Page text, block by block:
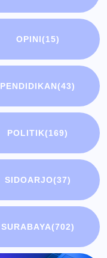
OPINI(15)
PENDIDIKAN(43)
POLITIK(169)
SIDOARJO(37)
SURABAYA(702)